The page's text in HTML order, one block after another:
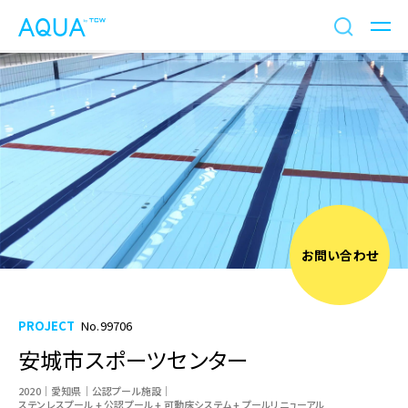
お問い合わせ
PROJECT No.99706
安城市スポーツセンター
2020 愛知県
公認プール施設
ステンレスプール + 公認プール + 可動床システム + プールリニューアル